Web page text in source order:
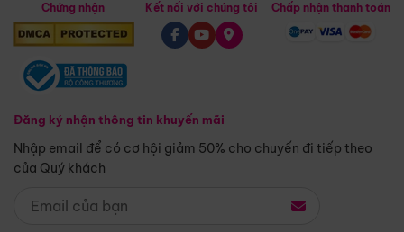
Chứng nhận
Đăng ký nhận thông tin khuyến mãi
Nhập email để có cơ hội giảm 50% cho chuyến đi tiếp theo
của Quý khách
Kết nối với chúng tôi Chấp nhận thanh toán